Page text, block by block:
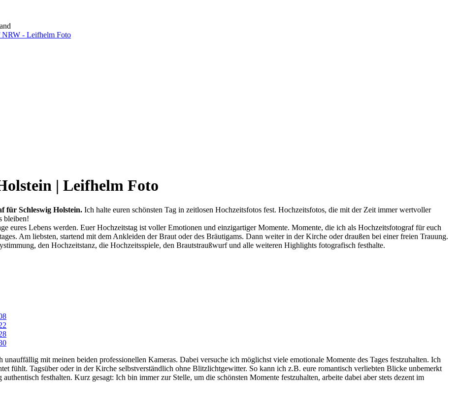
| Leifhelm Foto
für Schleswig Holstein. Ich halte euren schönsten Tag in zeitlosen Hochzeitsfotos fest. Hochzeitsfotos, die mit der Zeit immer wertvoller
bleiben!
eures Lebens werden. Euer Hochzeitstag ist voller Emotionen und einzigartiger Momente. Momente, die ich als Hochzeitsfotograf für euch
Am liebsten, startend mit dem Ankleiden der Braut oder des Bräutigams. Dann weiter in der Kirche oder draußen bei einer freien Trauung.
den Hochzeitstanz, die Hochzeitsspiele, den Brautstraußwurf und alle weiteren Highlights fotografisch festhalte.
mit meinen beiden professionellen Kameras. Dabei versuche ich möglichst viele emotionale Momente des Tages festzuhalten. Ich
fühlt. Tagsüber oder in der Kirche selbstverständlich ohne Blitzlichtgewitter. So kann ich z.B. eure romantisch verliebten Blicke unbemerkt
festhalten. Kurz gesagt: Ich bin immer zur Stelle, um die schönsten Momente festzuhalten, arbeite dabei aber stets dezent im